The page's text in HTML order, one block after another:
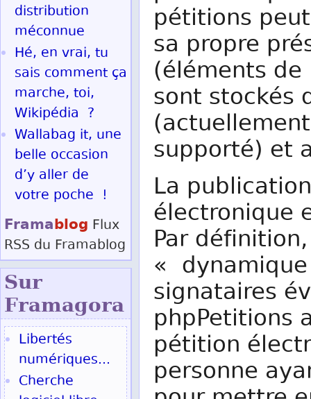
pétitions
sa propre
(éléments
sont stockés
supporté) et
La
électronique
Par
«
signataires
phpPetitions
pétition
personne
distribution
méconnue
Hé, en vrai, tu
sais comment ça
marche, toi,
Wikipédia ?
Wallabag it, une
belle occasion
d’y aller de
votre poche !
Framablog Flux
RSS du Framablog
Sur
Framagora
Libertés
numériques...
Cherche